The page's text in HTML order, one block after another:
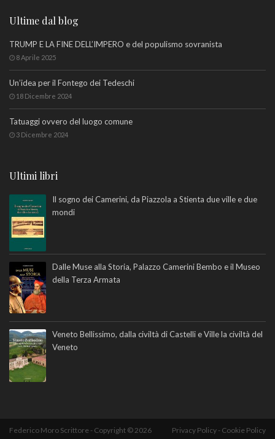
Ultime dal blog
TRUMP E LA FINE DELL’IMPERO e del populismo sovranista
8 Aprile 2025
Un’idea per il Fontego dei Tedeschi
18 Dicembre 2024
Tatuaggi ovvero del luogo comune
3 Dicembre 2024
Ultimi libri
Il sogno dei Camerini, da Piazzola a Stienta due ville e due
mondi
Dalle Muse alla Storia, Palazzo Camerini Bembo e il Museo
della Terza Armata
Veneto Bellissimo, dalla civiltà di Castelli e Ville la civiltà del
Veneto
Federico Moro Scrittore - Copyright © 2026 Privacy Policy - Cookie Policy